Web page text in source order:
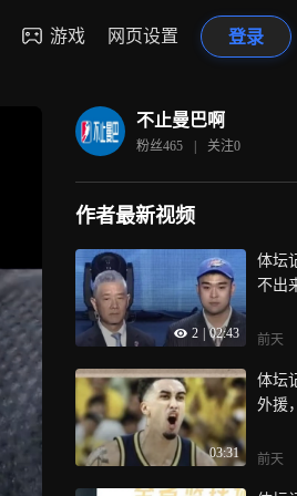
游戏 网页设置 登录
不止曼巴啊
粉丝465 | 关注0
作者最新视频
2 02:43
体坛
不出
前天
03:31
体坛
外援
前天